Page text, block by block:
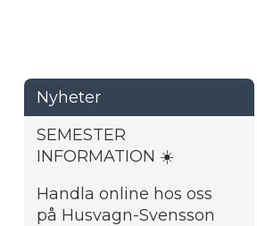
Nyheter
SEMESTER
INFORMATION ☀️
Handla online hos oss
på Husvagn-Svensson